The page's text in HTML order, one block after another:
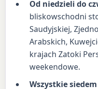
Od niedzieli do
bliskowschodni
Saudyjskiej,
Arabskich,
krajach Zatoki
weekendowe.
Wszystkie